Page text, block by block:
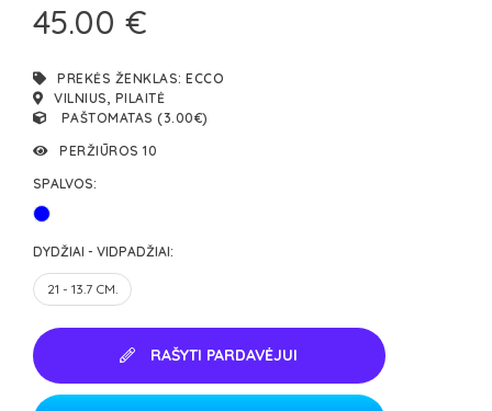
45.00 €
PREKĖS ŽENKLAS:ECCO
VILNIUS, PILAITĖ
PAŠTOMATAS (3.00€)
PERŽIŪROS 10
SPALVOS:
DYDŽIAI - VIDPADŽIAI:
21 - 13.7 CM.
RAŠYTI PARDAVĖJUI